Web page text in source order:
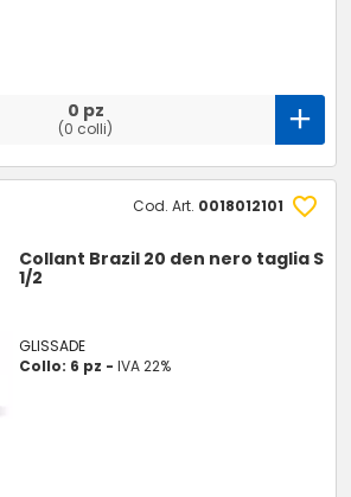
0 pz
(0 colli)
Cod. Art. 0018012101
Collant Brazil 20 den nero taglia S
1/2
GLISSADE
Collo: 6 pz -IVA 22%